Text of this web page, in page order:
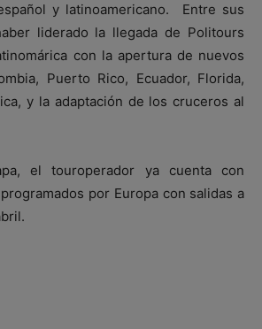
y latinoamericano. Entre sus
liderado la llegada de Politours
con la apertura de nuevos
Puerto Rico, Ecuador, Florida,
y la adaptación de los cruceros al
el touroperador ya cuenta con
por Europa con salidas a